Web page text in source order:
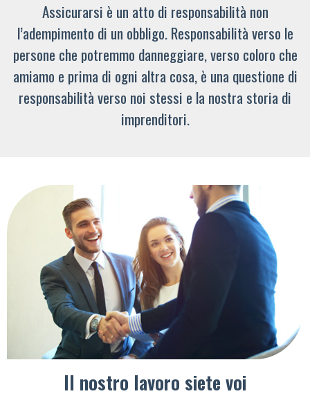
Assicurarsi è un atto di responsabilità non
l’adempimento di un obbligo. Responsabilità verso le
persone che potremmo danneggiare, verso coloro che
amiamo e prima di ogni altra cosa, è una questione di
responsabilità verso noi stessi e la nostra storia di
imprenditori.
Il nostro lavoro siete voi